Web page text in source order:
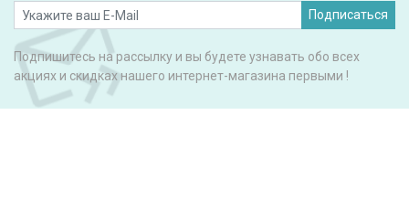
Подписаться
Подпишитесь на рассылку и вы будете узнавать обо всех
акциях и скидках нашего интернет-магазина первыми !